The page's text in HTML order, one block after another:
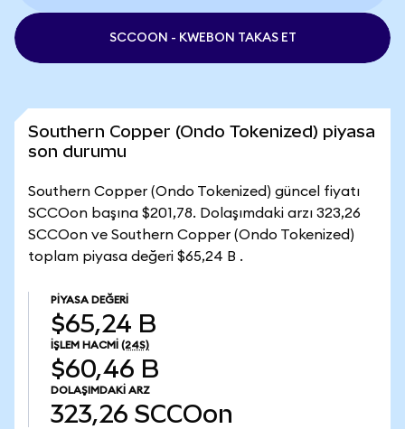
SCCOON - KWEBON TAKAS ET
Southern Copper (Ondo Tokenized) piyasa
son durumu
Southern Copper (Ondo Tokenized) güncel fiyatı
SCCOon başına $201,78. Dolaşımdaki arzı 323,26
SCCOon ve Southern Copper (Ondo Tokenized)
toplam piyasa değeri $65,24 B .
PIYASA DEĞERI
$65,24 B
İŞLEM HACMI (24S)
$60,46 B
DOLAŞIMDAKI ARZ
323,26 SCCOon